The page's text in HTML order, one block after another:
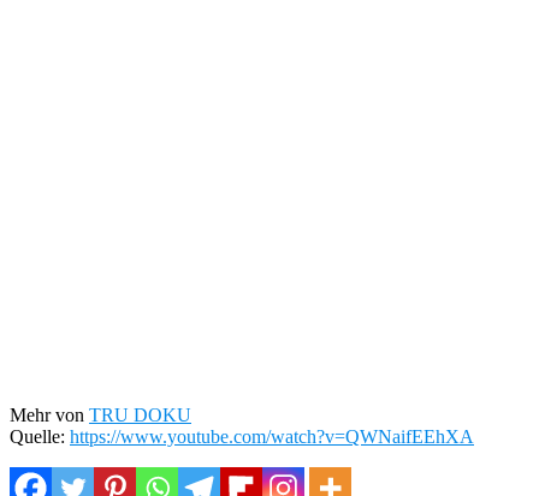
Mehr von TRU DOKU
Quelle: https://www.youtube.com/watch?v=QWNaifEEhXA